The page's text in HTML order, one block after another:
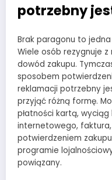
potrzebny
Brak paragonu to
Wiele osób rezygnuje
dowód zakupu.
sposobem
reklamacji potrzebny
przyjąć różną formę.
płatności kartą,
internetowego,
potwierdzeniem
programie
powiązany.